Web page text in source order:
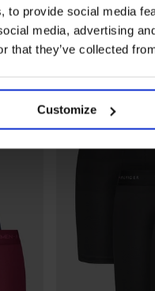
to provide social media
media, advertising
that they’ve collected
Customize